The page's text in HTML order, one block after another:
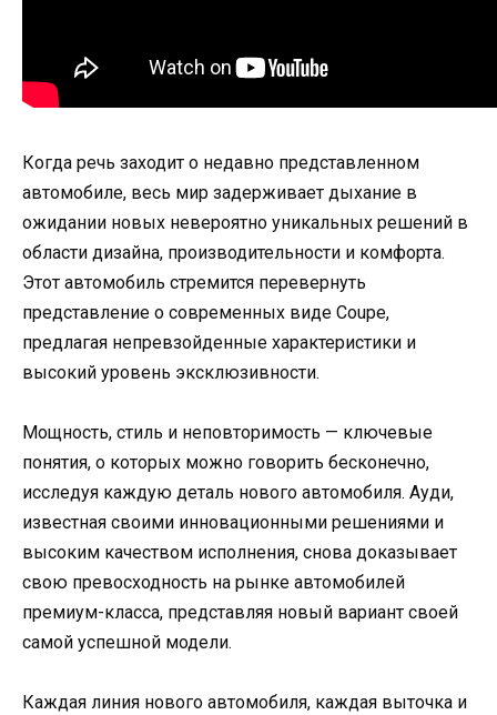
Когда речь заходит о недавно представленном
автомобиле, весь мир задерживает дыхание в
ожидании новых невероятно уникальных решений в
области дизайна, производительности и комфорта.
Этот автомобиль стремится перевернуть
представление о современных виде Coupe,
предлагая непревзойденные характеристики и
высокий уровень эксклюзивности.
Мощность, стиль и неповторимость — ключевые
понятия, о которых можно говорить бесконечно,
исследуя каждую деталь нового автомобиля. Ауди,
известная своими инновационными решениями и
высоким качеством исполнения, снова доказывает
свою превосходность на рынке автомобилей
премиум-класса, представляя новый вариант своей
самой успешной модели.
Каждая линия нового автомобиля, каждая выточка и